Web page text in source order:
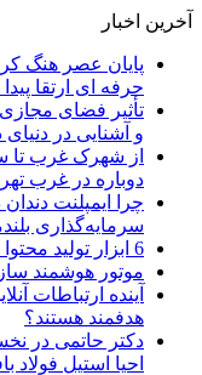
آخرین اخبار
پایان عصر هنگ
حرفه ای ارتقا
تأثیر فضای
و آشنایی در دنیای
از شهرک غرب تا
دوباره در غرب
چرا ایمپلنت
سرمایه‌گذاری
6 ابزار تولید محتوا در سنجور که هر نویسنده به آن‌ها نیاز دارد
موتور هوشمند
آینده ارتباطات
هدفمند هستند؟
دکتر حاتمی در
احیا استیل